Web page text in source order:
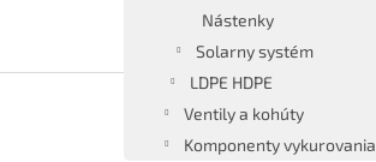
Nástenky
Solarny systém
LDPE HDPE
Ventily a kohúty
Komponenty vykurovania